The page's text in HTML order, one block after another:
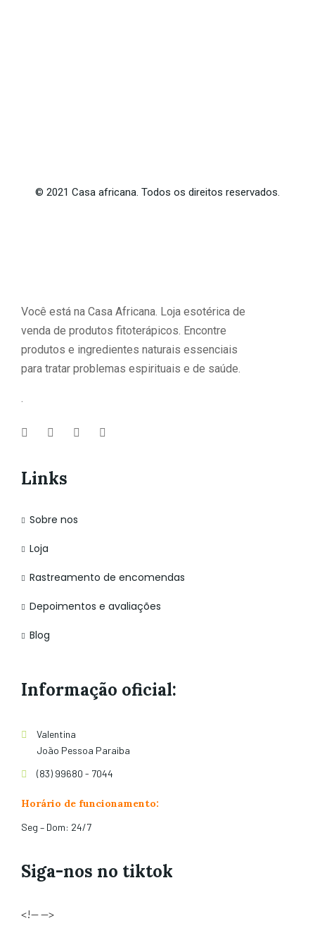
© 2021 Casa africana. Todos os direitos reservados.
Você está na Casa Africana. Loja esotérica de
venda de produtos fitoterápicos. Encontre
produtos e ingredientes naturais essenciais
para tratar problemas espirituais e de saúde.
.
Links
Sobre nos
Loja
Rastreamento de encomendas
Depoimentos e avaliações
Blog
Informação oficial:
Valentina
João Pessoa Paraiba
(83) 99680 - 7044
Horário de funcionamento:
Seg – Dom: 24/7
Siga-nos no tiktok
<!-- -->